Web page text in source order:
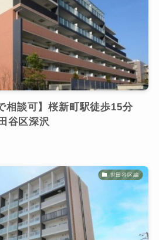
相談可】桜新町駅徒歩15分
谷区深沢
世田谷区編